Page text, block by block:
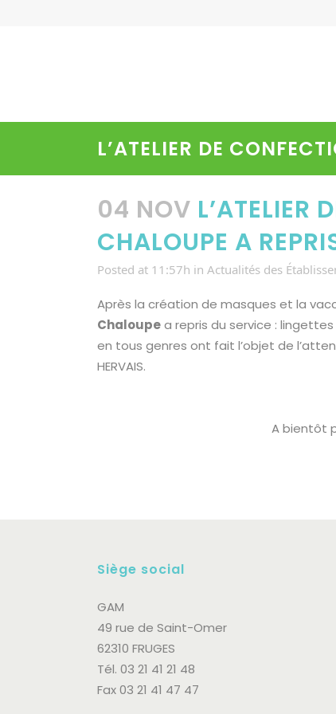
L’ATELIER DE
04 NOV L’ATELIER
CHALOUPE A
Posted at 11:57h in Actualités des
Après la création de masques et la
Chaloupea repris du service :
en tous genres ont fait l’objet de
HERVAIS.
A bientôt
Siège social
GAM
49 rue de Saint-Omer
62310 FRUGES
Tél. 03 21 41 21 48
Fax 03 21 41 47 47